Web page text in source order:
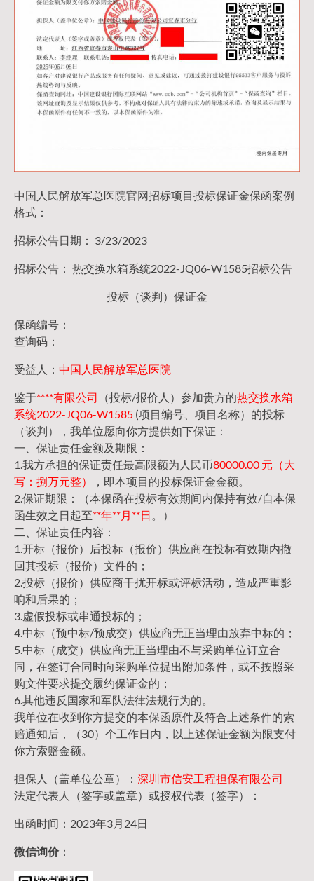
中国人民解放军总医院官网招标项目投标保证金保函案例
格式：
招标公告日期： 3/23/2023
招标公告： 热交换水箱系统2022-JQ06-W1585招标公告
投标（谈判）保证金
保函编号：
查询码：
受益人： 中国人民解放军总医院
鉴于****有限公司 （投标/报价人）参加贵方的热交换水箱
系统2022-JQ06-W1585 (项目编号、项目名称）的投标
（谈判），我单位愿向你方提供如下保证：
一、保证责任金额及期限：
1.我方承担的保证责任最高限额为人民币80000.00 元（大
写：捌万元整）
，即本项目的投标保证金金额。
2.保证期限：（本保函在投标有效期间内保持有效/自本保
函生效之日起至**年**月**日 。）
二、保证责任内容：
1.开标（报价）后投标（报价）供应商在投标有效期内撤
回其投标（报价）文件的；
2.投标（报价）供应商干扰开标或评标活动，造成严重影
响和后果的；
3.虚假投标或串通投标的；
4.中标（预中标/预成交）供应商无正当理由放弃中标的；
5.中标（成交）供应商无正当理由不与采购单位订立合
同，在签订合同时向采购单位提出附加条件，或不按照采
购文件要求提交履约保证金的；
6.其他违反国家和军队法律法规行为的。
我单位在收到你方提交的本保函原件及符合上述条件的索
赔通知后，（30）个工作日内，以上述保证金额为限支付
你方索赔金额。
担保人（盖单位公章）： 深圳市信安工程担保有限公司
法定代表人（签字或盖章）或授权代表（签字）：
出函时间：2023年3月24日
微信询价：